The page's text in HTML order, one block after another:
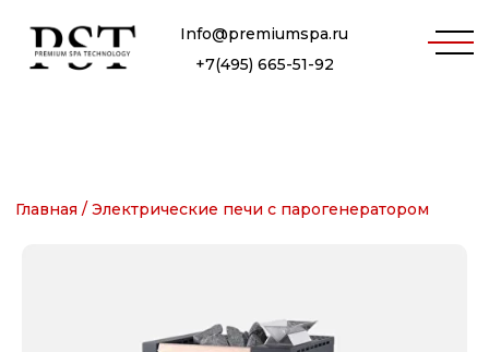
Info@premiumspa.ru
+7(495) 665-51-92